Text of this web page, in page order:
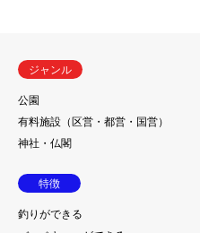
ジャンル
公園
有料施設（区営・都営・国営）
神社・仏閣
特徴
釣りができる